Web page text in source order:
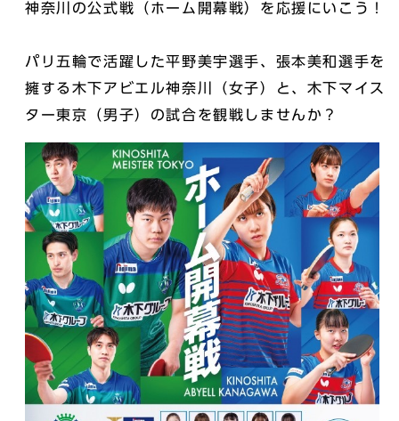
神奈川の公式戦（ホーム開幕戦）を応援にいこう！
パリ五輪で活躍した平野美宇選手、張本美和選手を
擁する木下アビエル神奈川（女子）と、木下マイス
ター東京（男子）の試合を観戦しませんか？